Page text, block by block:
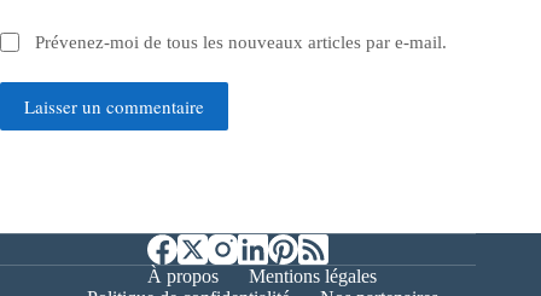
Prévenez-moi de tous les nouveaux articles par e-mail.
Laisser un commentaire
À propos
Mentions légales